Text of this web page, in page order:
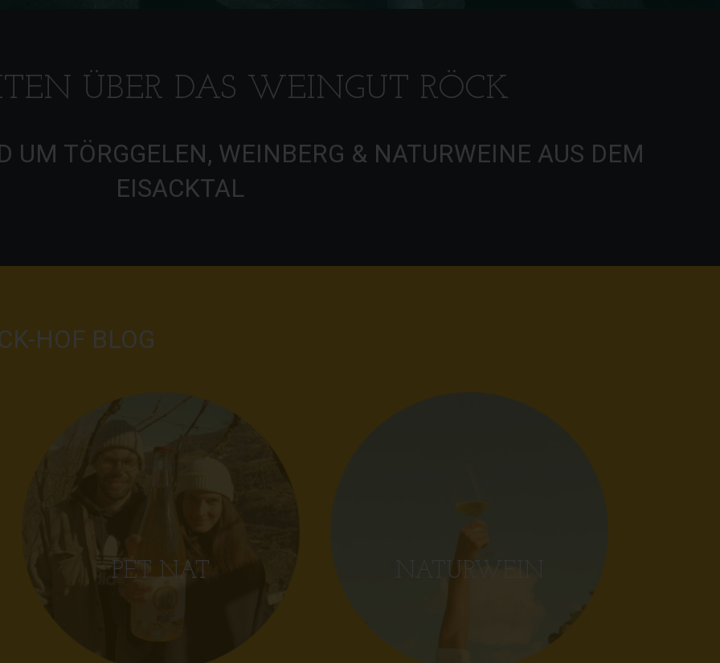
ÜBER DAS WEINGUT RÖCK
UM TÖRGGELEN, WEINBERG & NATURWEINE AUS DEM
EISACKTAL
HOF BLOG
PET NAT NATURWEIN